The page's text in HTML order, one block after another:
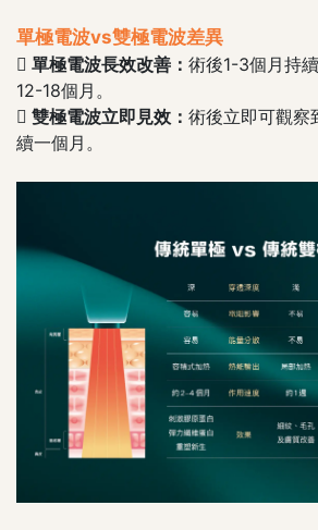
單極電波vs雙極電波差異
 單極電波長效改善： 術後1-3個月持
12-18個月。
 雙極電波立即見效： 術後立即可觀察
續一個月。